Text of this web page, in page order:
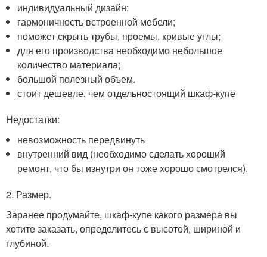
индивидуальный дизайн;
гармоничность встроенной мебели;
поможет скрыть трубы, проемы, кривые углы;
для его производства необходимо небольшое
количество материала;
большой полезный объем.
стоит дешевле, чем отдельностоящий шкаф-купе
Недостатки:
невозможность передвинуть
внутренний вид (необходимо сделать хороший
ремонт, что бы изнутри он тоже хорошо смотрелся).
2. Размер.
Заранее продумайте, шкаф-купе какого размера вы
хотите заказать, определитесь с высотой, шириной и
глубиной.